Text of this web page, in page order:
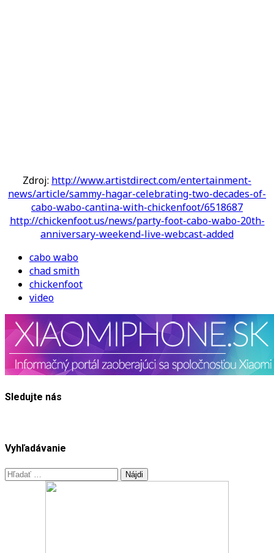
Zdroj: http://www.artistdirect.com/entertainment-
news/article/sammy-hagar-celebrating-two-decades-of-
cabo-wabo-cantina-with-chickenfoot/6518687
http://chickenfoot.us/news/party-foot-cabo-wabo-20th-
anniversary-weekend-live-webcast-added
cabo wabo
chad smith
chickenfoot
video
Sledujte nás
Vyhľadávanie
Hľadať: